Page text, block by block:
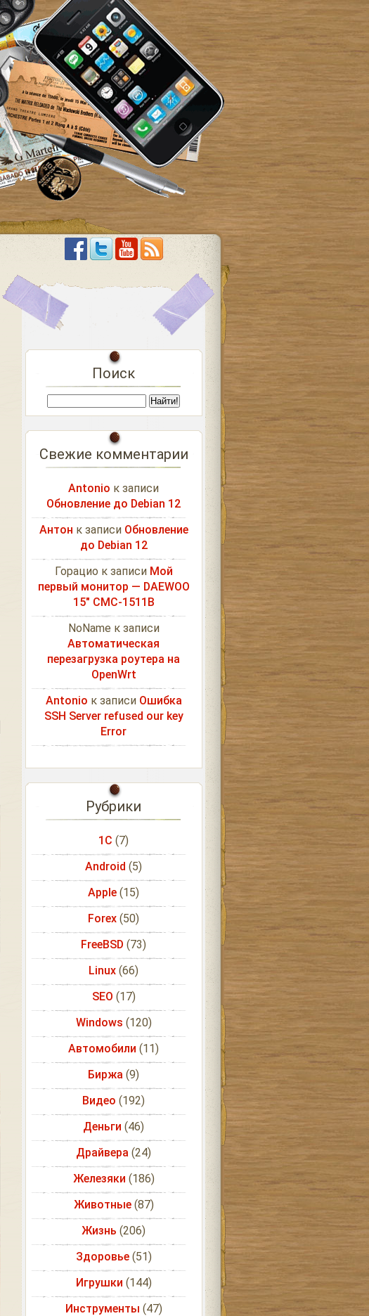
Поиск
Свежие комментарии
Antonio к записи
Обновление до Debian 12
Антон к записи Обновление
до Debian 12
Горацио к записи Мой
первый монитор — DAEWOO
15″ CMC-1511B
NoName к записи
Автоматическая
перезагрузка роутера на
OpenWrt
Antonio к записи Ошибка
SSH Server refused our key
Error
Рубрики
1С (7)
Android (5)
Apple (15)
Forex (50)
FreeBSD (73)
Linux (66)
SEO (17)
Windows (120)
Автомобили (11)
Биржа (9)
Видео (192)
Деньги (46)
Драйвера (24)
Железяки (186)
Животные(87)
Жизнь (206)
Здоровье(51)
Игрушки (144)
Инструменты (47)